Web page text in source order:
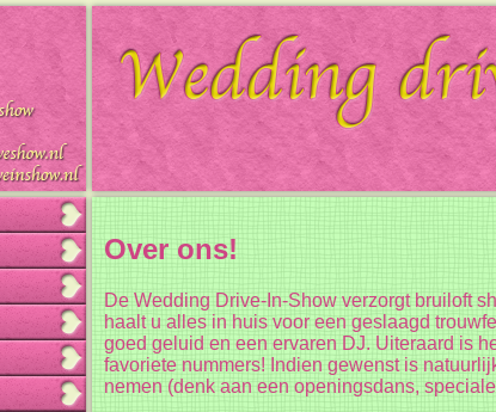
Over ons!
De Wedding Drive-In-Show verzorgt bruiloft
haalt u alles in huis voor een geslaagd
goed geluid en een ervaren DJ. Uiteraard is
favoriete nummers! Indien gewenst is
nemen (denk aan een openingsdans,